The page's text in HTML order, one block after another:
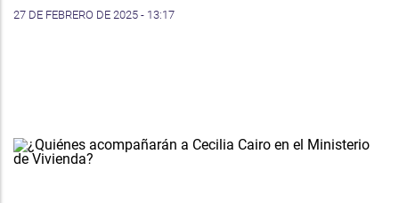
27 DE FEBRERO DE 2025 - 13:17